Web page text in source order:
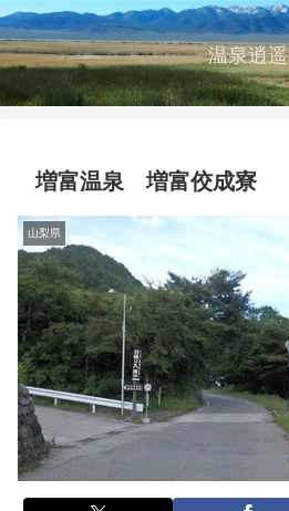
温泉逍遥
増富温泉 増富佼成寮
山梨県